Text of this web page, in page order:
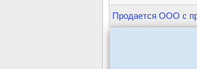
Продается ООО с